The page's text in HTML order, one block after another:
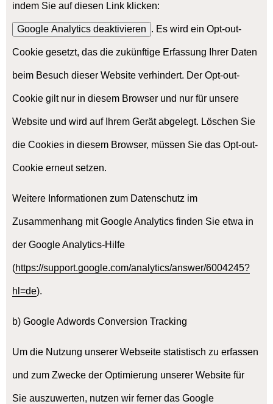
indem Sie auf diesen Link klicken:
Google Analytics deaktivieren . Es wird ein Opt-out-
Cookie gesetzt, das die zukünftige Erfassung Ihrer Daten
beim Besuch dieser Website verhindert. Der Opt-out-
Cookie gilt nur in diesem Browser und nur für unsere
Website und wird auf Ihrem Gerät abgelegt. Löschen Sie
die Cookies in diesem Browser, müssen Sie das Opt-out-
Cookie erneut setzen.
Weitere Informationen zum Datenschutz im
Zusammenhang mit Google Analytics finden Sie etwa in
der Google Analytics-Hilfe
(https://support.google.com/analytics/answer/6004245?
hl=de).
b) Google Adwords Conversion Tracking
Um die Nutzung unserer Webseite statistisch zu erfassen
und zum Zwecke der Optimierung unserer Website für
Sie auszuwerten, nutzen wir ferner das Google